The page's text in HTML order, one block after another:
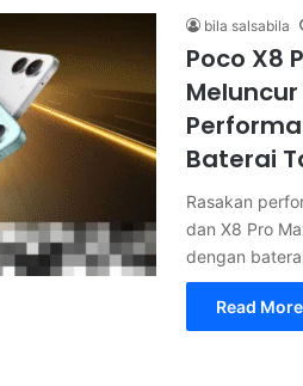
bila salsabila
Poco X8
Baterai
Rasakan
dan X8 Pro
dengan
Read